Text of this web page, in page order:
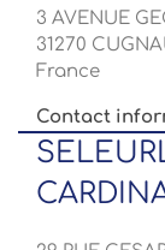
3 AVENUE
31270
France
Contact